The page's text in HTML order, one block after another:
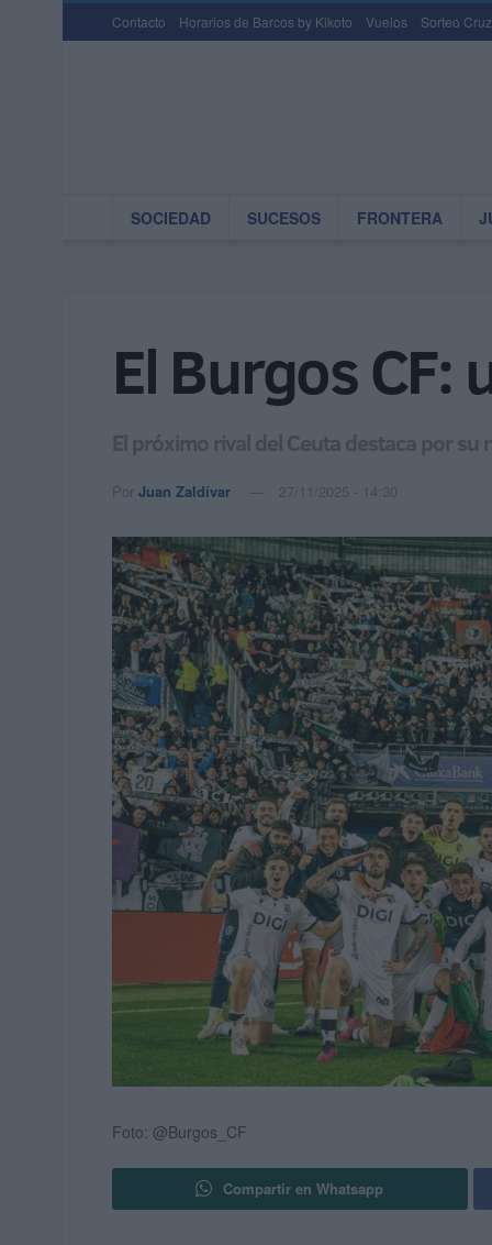
Contacto Horarios de Barcos by Kikoto Vuelos Sorteo
SOCIEDAD SUCESOS FRONTERA
El Burgos
El próximo rival del Ceuta destaca por
Por Juan Zaldívar 27/11/2025 - 14:30
Foto: @Burgos_CF
Compartir en Whatsapp